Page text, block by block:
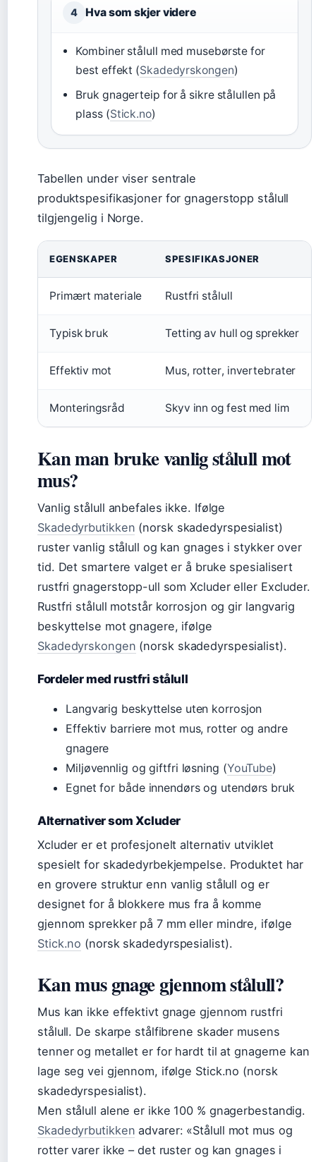
4 Hva som skjer videre
Kombiner stålull med musebørste for
best effekt (Skadedyrskongen)
Bruk gnagerteip for å sikre stålullen på
plass (Stick.no)
Tabellen under viser sentrale
produktspesifikasjoner for gnagerstopp stålull
tilgjengelig i Norge.
EGENSKAPER SPESIFIKASJONER
Primært materiale Rustfri stålull
Typisk bruk Tetting av hull og sprekker
Effektiv mot Mus, rotter, invertebrater
Monteringsråd Skyv inn og fest med lim
Kan man bruke vanlig stålull mot
mus?
Vanlig stålull anbefales ikke. Ifølge
Skadedyrbutikken (norsk skadedyrspesialist)
ruster vanlig stålull og kan gnages i stykker over
tid. Det smartere valget er å bruke spesialisert
rustfri gnagerstopp-ull som Xcluder eller Excluder.
Rustfri stålull motstår korrosjon og gir langvarig
beskyttelse mot gnagere, ifølge
Skadedyrskongen (norsk skadedyrspesialist).
Fordeler med rustfri stålull
Langvarig beskyttelse uten korrosjon
Effektiv barriere mot mus, rotter og andre
gnagere
Miljøvennlig og giftfri løsning (YouTube)
Egnet for både innendørs og utendørs bruk
Alternativer som Xcluder
Xcluder er et profesjonelt alternativ utviklet
spesielt for skadedyrbekjempelse. Produktet har
en grovere struktur enn vanlig stålull og er
designet for å blokkere mus fra å komme
gjennom sprekker på 7 mm eller mindre, ifølge
Stick.no (norsk skadedyrspesialist).
Kan mus gnage gjennom stålull?
Mus kan ikke effektivt gnage gjennom rustfri
stålull. De skarpe stålfibrene skader musens
tenner og metallet er for hardt til at gnagerne kan
lage seg vei gjennom, ifølge Stick.no (norsk
skadedyrspesialist).
Men stålull alene er ikke 100 % gnagerbestandig.
Skadedyrbutikken advarer: «Stålull mot mus og
rotter varer ikke – det ruster og kan gnages i